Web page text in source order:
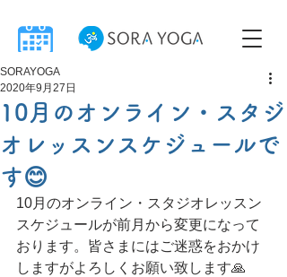
10月のオンライン・スタジ
オレッスンスケジュールで
す😊
SORAYOGA
2020年9月27日
10月のオンライン・スタジオレッスン
スケジュールが前月から変更になって
おります。皆さまにはご迷惑をおかけ
しますがよろしくお願い致します🙏